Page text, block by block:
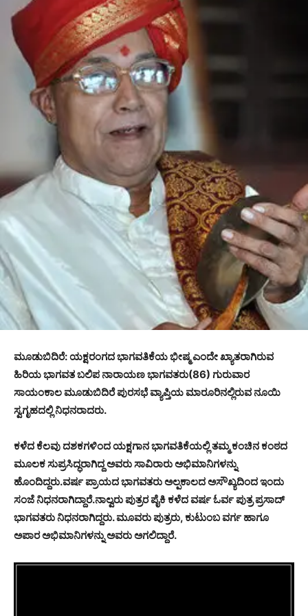
ಮೂಡುಬಿದಿರೆ: ಯಕ್ಷರಂಗದ ಭಾಗವತಿಕೆಯ ಭೀಷ್ಮ ಎಂದೇ ಖ್ಯಾತರಾಗಿರುವ
ಹಿರಿಯ ಭಾಗವತ ಬಲಿಪ ನಾರಾಯಣ ಭಾಗವತರು(86) ಗುರುವಾರ
ಸಾಯಂಕಾಲ ಮೂಡುಬಿದಿರೆ ಪುರಸಭೆ ವ್ಯಾಪ್ತಿಯ ಮಾರೂರಿನಲ್ಲಿರುವ ನೂಯಿ
ಸ್ವಗೃಹದಲ್ಲಿ ನಿಧನರಾದರು.
ಕಳೆದ ಕೆಲವು ದಶಕಗಳಿಂದ ಯಕ್ಷಗಾನ ಭಾಗವತಿಕೆಯಲ್ಲಿ ತಮ್ಮ ಕಂಚಿನ ಕಂಠದ
ಮೂಲಕ ಸುಪ್ರಸಿದ್ಧರಾಗಿದ್ದ ಅವರು ಸಾವಿರಾರು ಅಭಿಮಾನಿಗಳನ್ನು
ಹೊಂದಿದ್ದರು.ವರ್ಷ ಪ್ರಾಯದ ಭಾಗವತರು ಅಲ್ಪಕಾಲದ ಅಸೌಖ್ಯದಿಂದ ಇಂದು
ಸಂಜೆ ನಿಧನರಾಗಿದ್ದಾರೆ.ನಾಲ್ವರು ಪುತ್ರರ ಪೈಕಿ ಕಳೆದ ವರ್ಷ ಓರ್ವ ಪುತ್ರ ಪ್ರಸಾದ್
ಭಾಗವತರು ನಿಧನರಾಗಿದ್ದರು. ಮೂವರು ಪುತ್ರರು, ಕುಟುಂಬ ವರ್ಗ ಹಾಗೂ
ಅಪಾರ ಅಭಿಮಾನಿಗಳನ್ನು ಅವರು ಅಗಲಿದ್ದಾರೆ.